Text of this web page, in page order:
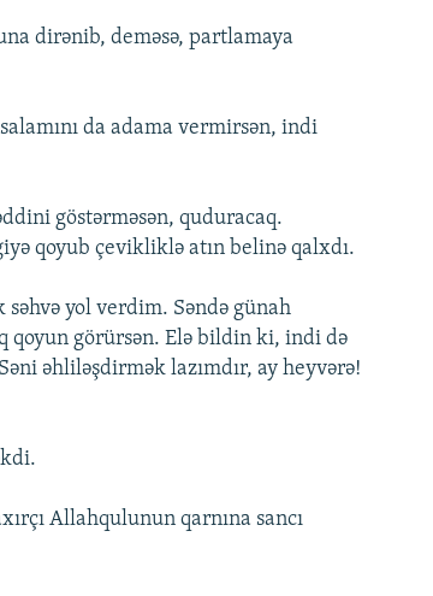
dirənib, deməsə, partlamaya
da adama vermirsən, indi
göstərməsən, quduracaq.
qoyub çevikliklə atın belinə qalxdı.
səhvə yol verdim. Səndə günah
qoyun görürsən. Elə bildin ki, indi də
əhliləşdirmək lazımdır, ay heyvərə!
Allahqulunun qarnına sancı